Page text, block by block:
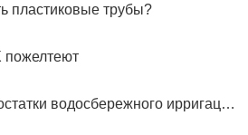
пластиковые трубы?
пожелтеют
Преимущества и недостатки водосбережного ирригационного оборудования